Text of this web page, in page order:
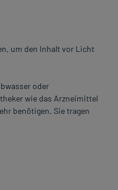
um den Inhalt vor Licht
oder
wie das Arzneimittel
benötigen. Sie tragen